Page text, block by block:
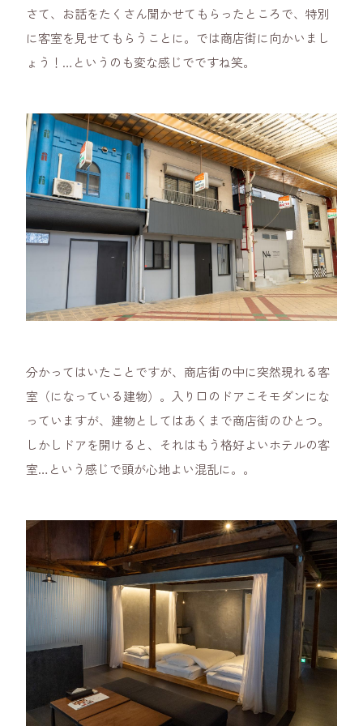
さて、お話をたくさん聞かせてもらったところで、特別
に客室を見せてもらうことに。では商店街に向かいまし
ょう！…というのも変な感じでですね笑。
分かってはいたことですが、商店街の中に突然現れる客
室（になっている建物）。入り口のドアこそモダンにな
っていますが、建物としてはあくまで商店街のひとつ。
しかしドアを開けると、それはもう格好よいホテルの客
室…という感じで頭が心地よい混乱に。。